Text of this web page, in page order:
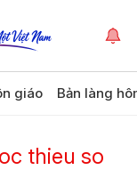
giáo Bản làng
thieu so